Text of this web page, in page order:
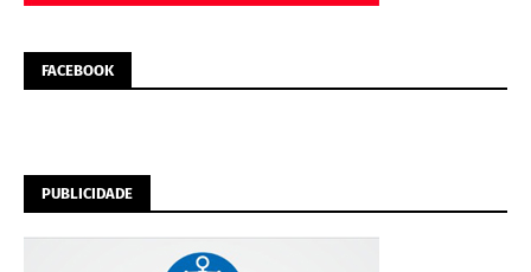
FACEBOOK
PUBLICIDADE